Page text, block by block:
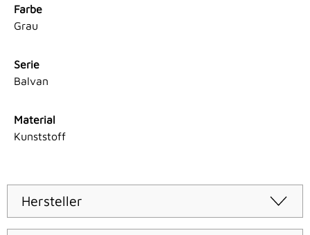
Farbe
Grau
Serie
Balvan
Material
Kunststoff
Hersteller